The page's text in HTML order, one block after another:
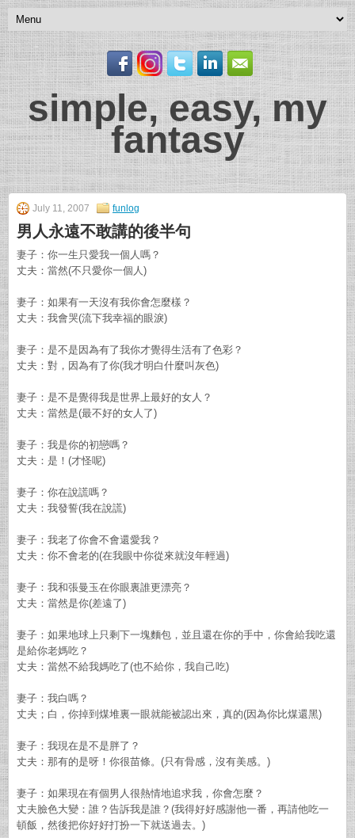
simple, easy, my
fantasy
July 11, 2007 funlog
男人永遠不敢講的後半句
妻子：你一生只愛我一個人嗎？
丈夫：當然(不只愛你一個人)
妻子：如果有一天沒有我你會怎麼樣？
丈夫：我會哭(流下我幸福的眼淚)
妻子：是不是因為有了我你才覺得生活有了色彩？
丈夫：對，因為有了你(我才明白什麼叫灰色)
妻子：是不是覺得我是世界上最好的女人？
丈夫：當然是(最不好的女人了)
妻子：我是你的初戀嗎？
丈夫：是！(才怪呢)
妻子：你在說謊嗎？
丈夫：我發誓(我在說謊)
妻子：我老了你會不會還愛我？
丈夫：你不會老的(在我眼中你從來就沒年輕過)
妻子：我和張曼玉在你眼裏誰更漂亮？
丈夫：當然是你(差遠了)
妻子：如果地球上只剩下一塊麵包，並且還在你的手中，你會給我吃還
是給你老媽吃？
丈夫：當然不給我媽吃了(也不給你，我自己吃)
妻子：我白嗎？
丈夫；白，你掉到煤堆裏一眼就能被認出來，真的(因為你比煤還黑)
妻子：我現在是不是胖了？
丈夫：那有的是呀！你很苗條。(只有骨感，沒有美感。)
妻子：如果現在有個男人很熱情地追求我，你會怎麼？
丈夫臉色大變：誰？告訴我是誰？(我得好好感謝他一番，再請他吃一
頓飯，然後把你好好打扮一下就送過去。)